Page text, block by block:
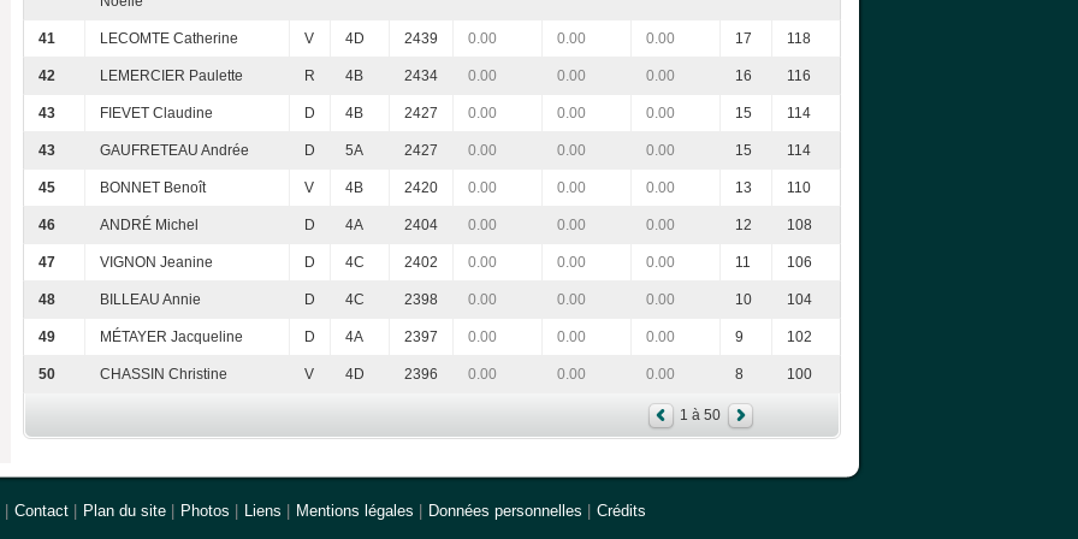
41 LECOMTE Catherine V 4D 2439 0.00 0.00 0.00 17 118
42 LEMERCIER Paulette R 4B 2434 0.00 0.00 0.00 16 116
43 FIEVET Claudine D 4B 2427 0.00 0.00 0.00 15 114
43 GAUFRETEAU Andrée D 5A 2427 0.00 0.00 0.00 15 114
45 BONNET Benoît V 4B 2420 0.00 0.00 0.00 13 110
46 ANDRÉ Michel D 4A 2404 0.00 0.00 0.00 12 108
47 VIGNON Jeanine D 4C 2402 0.00 0.00 0.00 11 106
48 BILLEAU Annie D 4C 2398 0.00 0.00 0.00 10 104
49 MÉTAYER Jacqueline D 4A 2397 0.00 0.00 0.00 9 102
50 CHASSIN Christine V 4D 2396 0.00 0.00 0.00 8 100
1 à 50
Contact Plan du site Photos Liens Mentions légales Données personnelles Crédits